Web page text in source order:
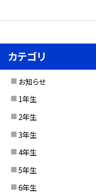
カテゴリ
お知らせ
1年生
2年生
3年生
4年生
5年生
6年生